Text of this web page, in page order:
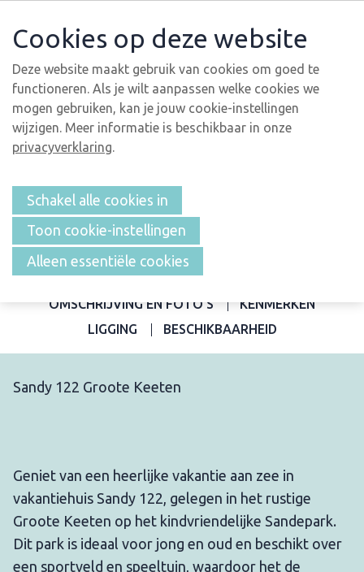
OVERZICHT
OMSCHRIJVING EN FOTO'S
KENMERKEN
LIGGING
BESCHIKBAARHEID
Sandy 122 Groote Keeten
Geniet van een heerlijke vakantie aan zee in
vakantiehuis Sandy 122, gelegen in het rustige
Groote Keeten op het kindvriendelijke Sandepark.
Dit park is ideaal voor jong en oud en beschikt over
een sportveld en speeltuin, waardoor het de
Cookies op deze website
Deze website maakt gebruik van cookies om goed te
functioneren. Als je wilt aanpassen welke cookies we
mogen gebruiken, kan je jouw cookie-instellingen
wijzigen. Meer informatie is beschikbaar in onze
privacyverklaring.
Schakel alle cookies in
Toon cookie-instellingen
Alleen essentiële cookies